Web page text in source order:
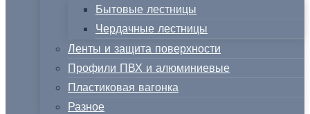
Бытовые лестницы
Чердачные лестницы
Ленты и защита поверхности
Профили ПВХ и алюминиевые
Пластиковая вагонка
Разное